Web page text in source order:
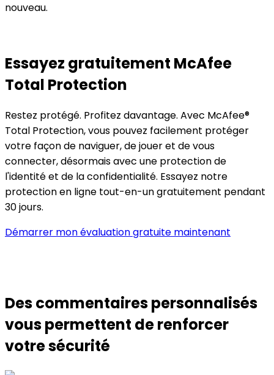
nouveau.
Essayez gratuitement McAfee
Total Protection
Restez protégé. Profitez davantage. Avec McAfee®
Total Protection, vous pouvez facilement protéger
votre façon de naviguer, de jouer et de vous
connecter, désormais avec une protection de
l'identité et de la confidentialité. Essayez notre
protection en ligne tout-en-un gratuitement pendant
30 jours. ​
Démarrer mon évaluation gratuite maintenant
Des commentaires personnalisés
vous permettent derenforcer
votre sécurité​